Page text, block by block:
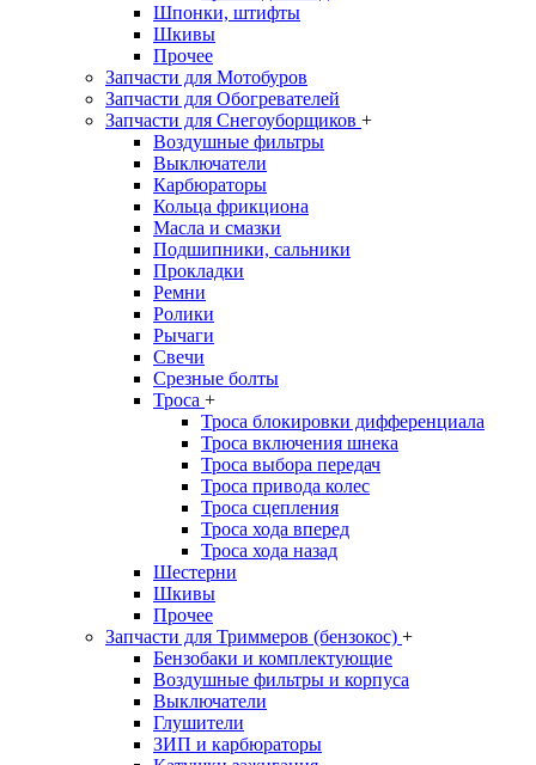
Шпонки, штифты
Шкивы
Прочее
Запчасти для Мотобуров
Запчасти для Обогревателей
Запчасти для Снегоуборщиков +
Воздушные фильтры
Выключатели
Карбюраторы
Кольца фрикциона
Масла и смазки
Подшипники, сальники
Прокладки
Ремни
Ролики
Рычаги
Свечи
Срезные болты
Троса +
Троса блокировки дифференциала
Троса включения шнека
Троса выбора передач
Троса привода колес
Троса сцепления
Троса хода вперед
Троса хода назад
Шестерни
Шкивы
Прочее
Запчасти для Триммеров (бензокос) +
Бензобаки и комплектующие
Воздушные фильтры и корпуса
Выключатели
Глушители
ЗИП и карбюраторы